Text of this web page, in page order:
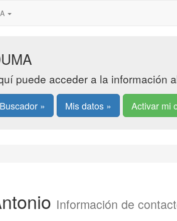
puede acceder a la información
Buscador » Mis datos » Activar mi
Información de